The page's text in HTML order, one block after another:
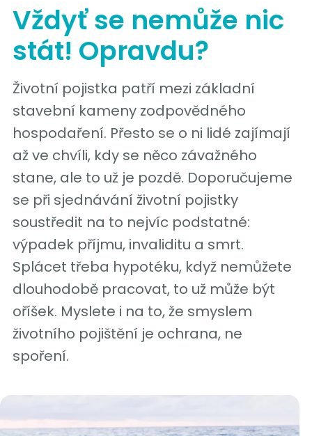
Vždyť se nemůže nic
stát! Opravdu?
Životní pojistka patří mezi základní
stavební kameny zodpovědného
hospodaření. Přesto se o ni lidé zajímají
až ve chvíli, kdy se něco závažného
stane, ale to už je pozdě. Doporučujeme
se při sjednávání životní pojistky
soustředit na to nejvíc podstatné:
výpadek příjmu, invaliditu a smrt.
Splácet třeba hypotéku, když nemůžete
dlouhodobě pracovat, to už může být
oříšek. Myslete i na to, že smyslem
životního pojištění je ochrana, ne
spoření.